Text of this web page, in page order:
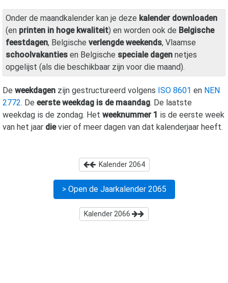
Onder de maandkalender kan je deze kalender downloaden
(en printen in hoge kwaliteit) en worden ook de Belgische
feestdagen, Belgische verlengde weekends, Vlaamse
schoolvakanties en Belgische speciale dagen netjes
opgelijst (als die beschikbaar zijn voor die maand).
De weekdagen zijn gestructureerd volgens ISO 8601 en NEN
2772. De eerste weekdag is de maandag. De laatste
weekdag is de zondag. Het weeknummer 1 is de eerste week
van het jaar dievier of meer dagen van dat kalenderjaar heeft.
Kalender 2064
> Open de Jaarkalender 2065
Kalender 2066